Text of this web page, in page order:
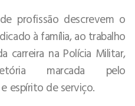
profissão descrevem o
à família, ao trabalho
carreira na Polícia Militar,
marcada pelo
espírito de serviço.